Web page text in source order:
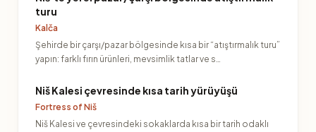
turu
Kalča
Şehirde bir çarşı/pazar bölgesinde kısa bir “atıştırmalık turu”
yapın: farklı fırın ürünleri, mevsimlik tatlar ve s…
Niš Kalesi çevresinde kısa tarih yürüyüşü
Fortress of Niš
Niš Kalesi ve çevresindeki sokaklarda kısa bir tarih odaklı